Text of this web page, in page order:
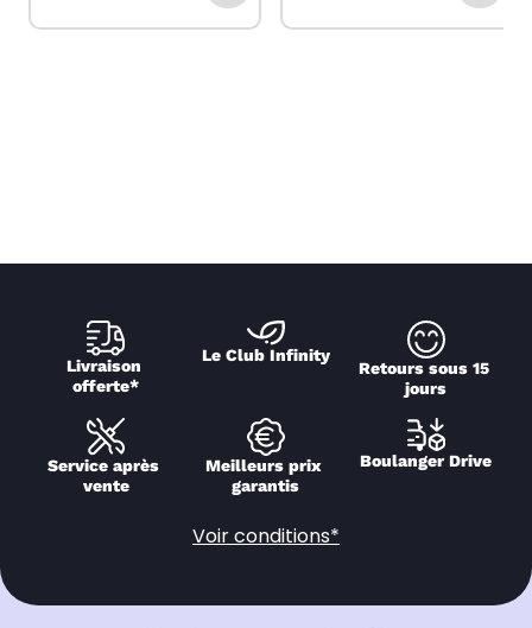
Livraison
offerte*
Le Club Infinity
Retours sous 15
jours
Service après
vente
Meilleurs prix
garantis
Boulanger Drive
Voir conditions*